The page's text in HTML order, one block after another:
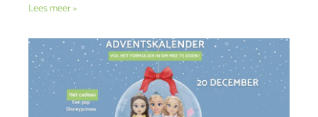
Lees meer »